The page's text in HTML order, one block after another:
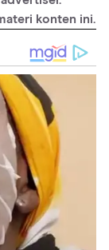
konten ini.